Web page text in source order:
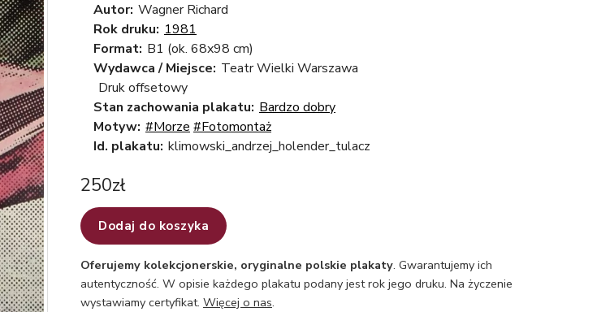
Autor: Wagner Richard
Rok druku: 1981
Format: B1 (ok. 68x98 cm)
Wydawca / Miejsce: Teatr Wielki Warszawa
Druk offsetowy
Stan zachowania plakatu: Bardzo dobry
Motyw: #Morze #Fotomontaż
Id. plakatu: klimowski_andrzej_holender_tulacz
250zł
Dodaj do koszyka
Oferujemy kolekcjonerskie, oryginalne polskie plakaty. Gwarantujemy ich
autentyczność. W opisie każdego plakatu podany jest rok jego druku. Na życzenie
wystawiamy certyfikat. Więcej o nas.